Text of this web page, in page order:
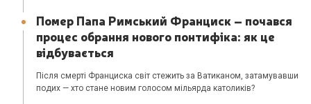
Помер Папа Римський Франциск – почався
процес обрання нового понтифіка: як це
відбувається
Після смерті Франциска світ стежить за Ватиканом, затамувавши
подих — хто стане новим голосом мільярда католиків?